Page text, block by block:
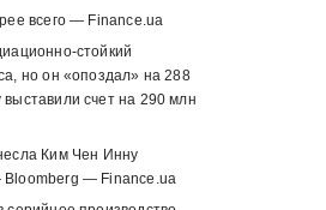
всего — Finance.ua
стойкий
но он «опоздал» на 288
счет на 290 млн
Ким Чен Инну
— Finance.ua